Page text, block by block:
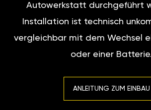
Autowerkstatt durchgeführt
Installation ist technisch
vergleichbar mit dem Wechsel
oder einer Batterie.
ANLEITUNG ZUM EINBAU